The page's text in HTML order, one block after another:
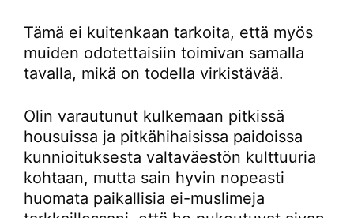
Tämä ei kuitenkaan tarkoita, että myös
muiden odotettaisiin toimivan samalla
tavalla, mikä on todella virkistävää.
Olin varautunut kulkemaan pitkissä
housuissa ja pitkähihaisissa paidoissa
kunnioituksesta valtaväestön kulttuuria
kohtaan, mutta sain hyvin nopeasti
huomata paikallisia ei-muslimeja